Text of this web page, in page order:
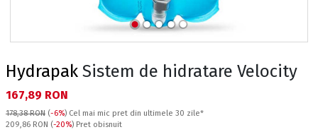
Hydrapak Sistem de hidratare Velocity
Текуща цена:
167,89 RON
178,38 RON (-6%) Cel mai mic pret din ultimele 30 zile*
Pret obisnuit:
209,86 RON (-20%) Pret obisnuit